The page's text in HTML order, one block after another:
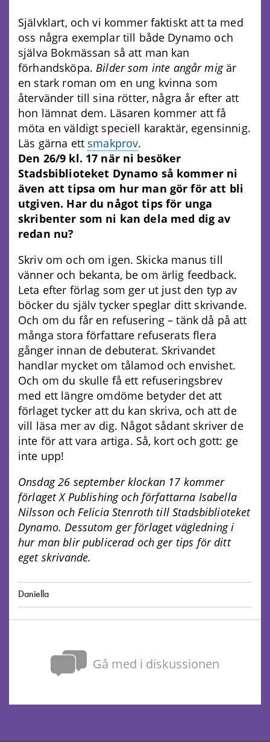
Självklart, och vi kommer faktiskt att ta med
oss några exemplar till både Dynamo och
själva Bokmässan så att man kan
förhandsköpa. Bilder som inte angår migär
en stark roman om en ung kvinna som
återvänder till sina rötter, några år efter att
hon lämnat dem. Läsaren kommer att få
möta en väldigt speciell karaktär, egensinnig.
Läs gärna ett smakprov.
Den 26/9 kl. 17 när ni besöker
Stadsbiblioteket Dynamo så kommer ni
även att tipsa om hur man gör för att bli
utgiven. Har du något tips för unga
skribenter som ni kan dela med dig av
redan nu?
Skriv om och om igen. Skicka manus till
vänner och bekanta, be om ärlig feedback.
Leta efter förlag som ger ut just den typ av
böcker du själv tycker speglar ditt skrivande.
Och om du får en refusering – tänk då på att
många stora författare refuserats flera
gånger innan de debuterat. Skrivandet
handlar mycket om tålamod och envishet.
Och om du skulle få ett refuseringsbrev
med ett längre omdöme betyder det att
förlaget tycker att du kan skriva, och att de
vill läsa mer av dig. Något sådant skriver de
inte för att vara artiga. Så, kort och gott: ge
inte upp!
Onsdag 26 september klockan 17 kommer
förlaget X Publishing och författarna Isabella
Nilsson och Felicia Stenroth till Stadsbiblioteket
Dynamo. Dessutom ger förlaget vägledning i
hur man blir publicerad och ger tips för ditt
eget skrivande.
Daniella
Gå med i diskussionen